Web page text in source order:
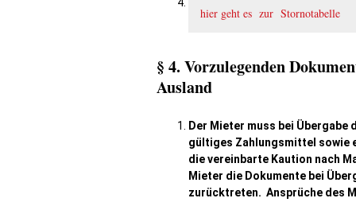
hier geht es zur Stornotabelle
§ 4. Vorzulegenden
Ausland
Der Mieter muss bei
gültiges Zahlungsmittel sowie
die vereinbarte Kaution nach
Mieter die Dokumente bei
zurücktreten. Ansprüche des